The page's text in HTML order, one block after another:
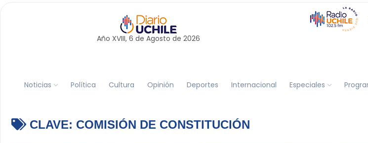
Año XVIII, 6 de Agosto de 2026
Noticias Política Cultura Opinión Deportes Internacional Especiales
CLAVE: COMISIÓN DE CONSTITUCIÓN